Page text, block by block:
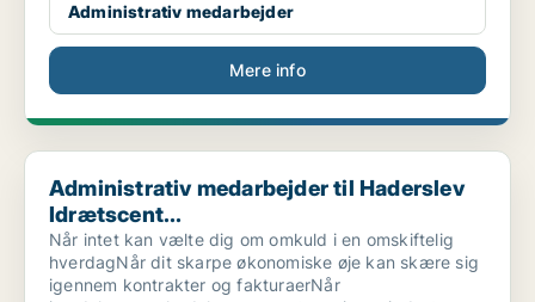
Administrativ medarbejder
Mere info
Administrativ medarbejder til Haderslev Idrætscent...
Administrativ medarbejder til Haderslev
Idrætscent...
Når intet kan vælte dig om omkuld i en omskiftelig
hverdagNår dit skarpe økonomiske øje kan skære sig
igennem kontrakter og fakturaerNår